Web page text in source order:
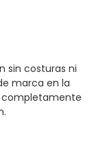
sin costuras ni
marca en la
completamente